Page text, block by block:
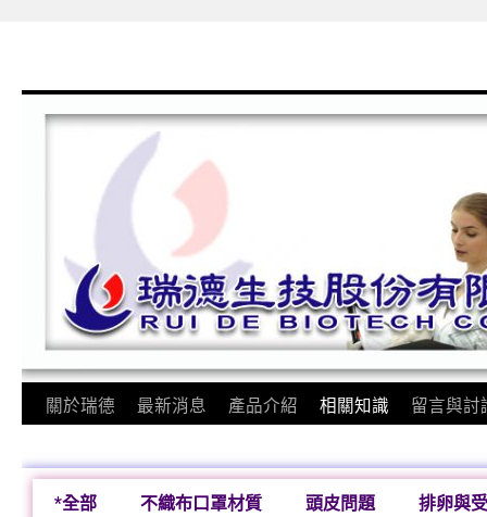
關於瑞德 最新消息 產品介紹 相關知識 留言與討
*全部 不織布口罩材質 頭皮問題 排卵與